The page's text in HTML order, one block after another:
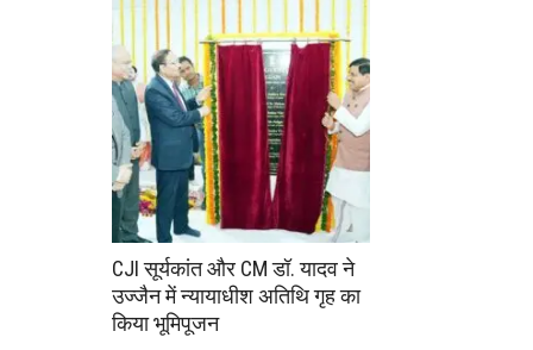
CJI सूर्यकांत और CM डॉ. यादव ने
उज्जैन में न्यायाधीश अतिथि गृह का
किया भूमिपूजन